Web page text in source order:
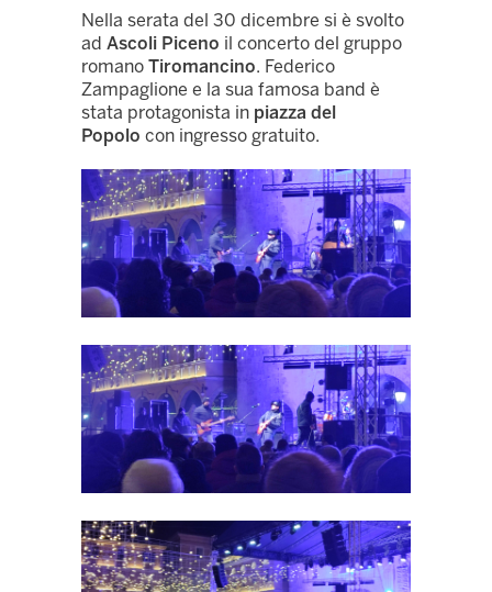
Nella serata del 30 dicembre si è svolto
ad Ascoli Piceno il concerto del gruppo
romano Tiromancino. Federico
Zampaglione e la sua famosa band è
stata protagonista in piazza del
Popolo con ingresso gratuito.